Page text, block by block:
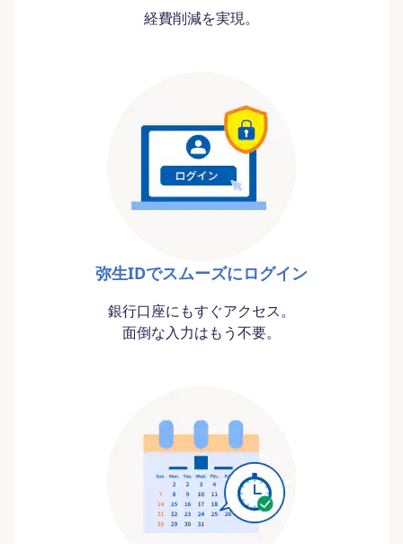
経費削減を実現。
弥生IDでスムーズにログイン
銀行口座にもすぐアクセス。
面倒な入力はもう不要。